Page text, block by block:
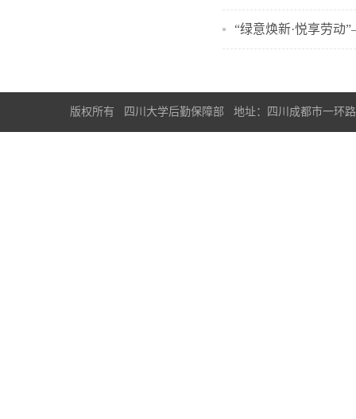
“绿意焕新·悦享劳
版权所有 四川大学后勤保障部 地址：四川成都市一环